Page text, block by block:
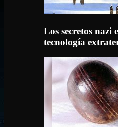
Los secretos
tecnología